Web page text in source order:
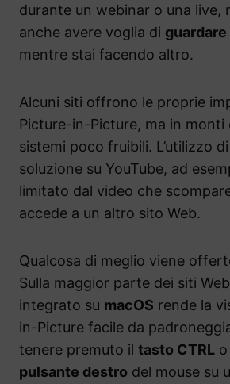
durante un webinar o una live,
anche avere voglia di
mentre stai facendo altro.
Alcuni siti offrono le proprie
Picture-in-Picture, ma in monti
sistemi poco fruibili. L’utilizzo
soluzione su YouTube, ad
limitato dal video che
accede a un altro sito Web.
Qualcosa di meglio viene
Sulla maggior parte dei siti
integrato su macOS rende la
in-Picture facile da
tenere premuto il tasto CTRL
pulsante destro del mouse su